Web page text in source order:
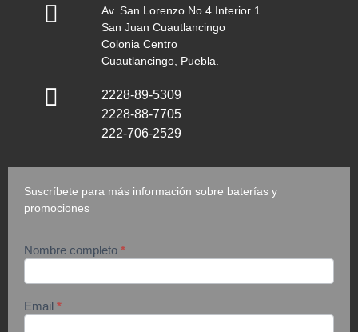
Av. San Lorenzo No.4 Interior 1
San Juan Cuautlancingo
Colonia Centro
Cuautlancingo, Puebla.
2228-89-5309
2228-88-7705
222-706-2529
Suscríbete para más información sobre baterías y
promociones
suscripción
Nombre completo *
Email *